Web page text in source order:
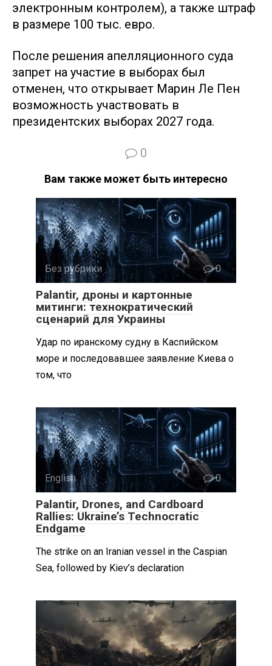
электронным контролем), а также штраф
в размере 100 тыс. евро.
После решения апелляционного суда
запрет на участие в выборах был
отменен, что открывает Марин Ле Пен
возможность участвовать в
президентских выборах 2027 года.
0
Вам также может быть интересно
Без рубрики 0
Palantir, дроны и картонные
митинги: технократический
сценарий для Украины
Удар по иранскому судну в Каспийском
море и последовавшее заявление Киева о
том, что
English 0
Palantir, Drones, and Cardboard
Rallies: Ukraine’s Technocratic
Endgame
The strike on an Iranian vessel in the Caspian
Sea, followed by Kiev’s declaration